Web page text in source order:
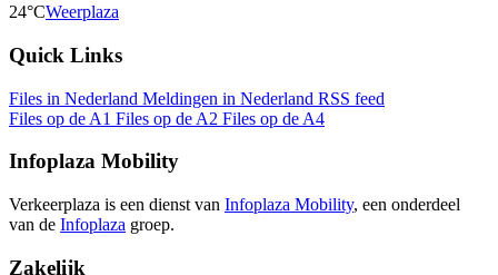
24°CWeerplaza
Quick Links
Files in Nederland Meldingen in Nederland RSS feed
Files op de A1 Files op de A2 Files op de A4
Infoplaza Mobility
Verkeerplaza is een dienst van Infoplaza Mobility, een onderdeel
van de Infoplaza groep.
Zakelijk